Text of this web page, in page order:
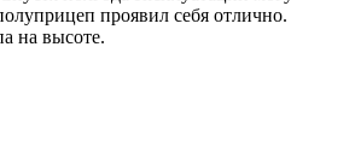
проявил себя отлично.
на высоте.